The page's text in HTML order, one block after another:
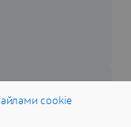
cookie